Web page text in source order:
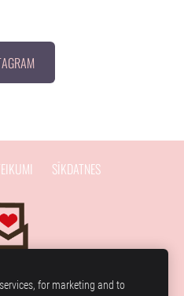
SĪKDATNES
for marketing and to